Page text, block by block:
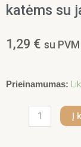
katėms su
1,29 € su PVM
Prieinamumas:
produkto
Monge
Monoprotein
Į